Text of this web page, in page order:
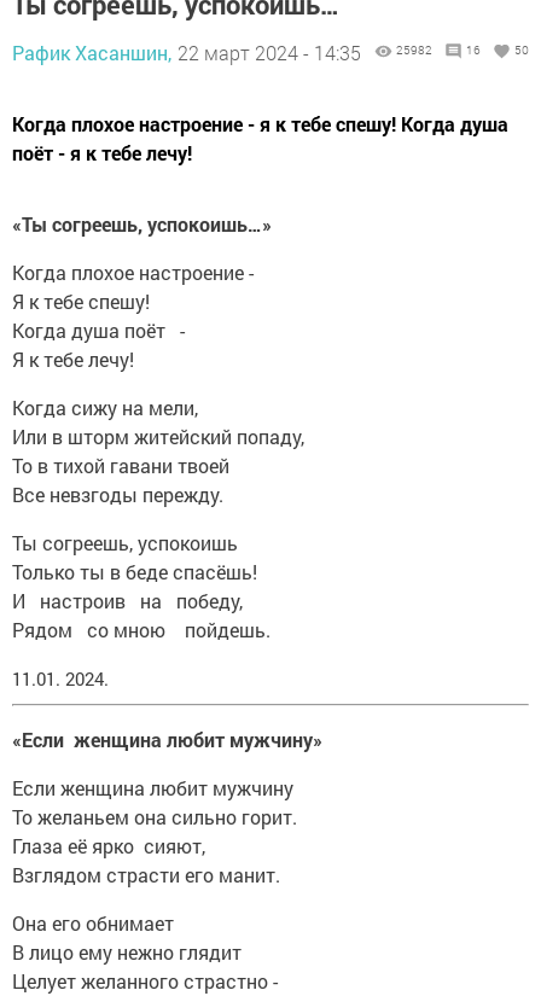
Рафик Хасаншин, 22 март 2024 - 14:35 25982 16 50
Когда плохое настроение - я к тебе спешу! Когда душа
поёт - я к тебе лечу!
«Ты согреешь, успокоишь…»
Когда плохое настроение -
Я к тебе спешу!
Когда душа поёт -
Я к тебе лечу!
Когда сижу на мели,
Или в шторм житейский попаду,
То в тихой гавани твоей
Все невзгоды пережду.
Ты согреешь, успокоишь
Только ты в беде спасёшь!
И настроив на победу,
Рядом со мною пойдешь.
11.01. 2024.
«Если женщина любит мужчину»
Если женщина любит мужчину
То желаньем она сильно горит.
Глаза её ярко сияют,
Взглядом страсти его манит.
Она его обнимает
В лицо ему нежно глядит
Целует желанного страстно -